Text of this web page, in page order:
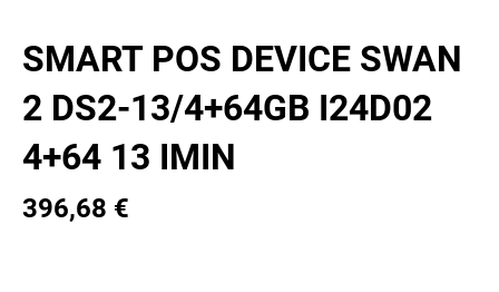
SMART POS DEVICE SWAN
2 DS2-13/4+64GB I24D02
4+64 13 IMIN
396,68 €